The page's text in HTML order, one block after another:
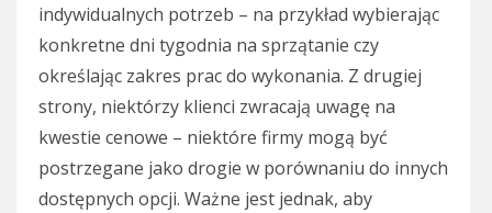
indywidualnych potrzeb – na przykład wybierając
konkretne dni tygodnia na sprzątanie czy
określając zakres prac do wykonania. Z drugiej
strony, niektórzy klienci zwracają uwagę na
kwestie cenowe – niektóre firmy mogą być
postrzegane jako drogie w porównaniu do innych
dostępnych opcji. Ważne jest jednak, aby